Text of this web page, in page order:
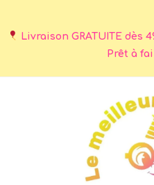
Livraison GRATUITE dès
Prêt à